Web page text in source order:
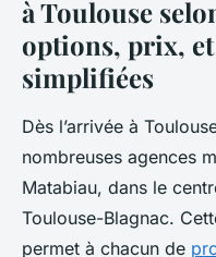
à Toulouse
options, prix,
simplifiées
Dès l’arrivée à
nombreuses agences
Matabiau, dans le
Toulouse-Blagnac.
permet à chacun de